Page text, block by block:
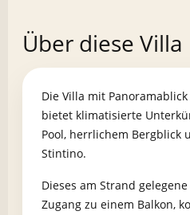
Über diese Villa
Die Villa mit
bietet klimatisierte
Pool, herrlichem Bergblick
Stintino.
Dieses am Strand
Zugang zu einem Balkon,